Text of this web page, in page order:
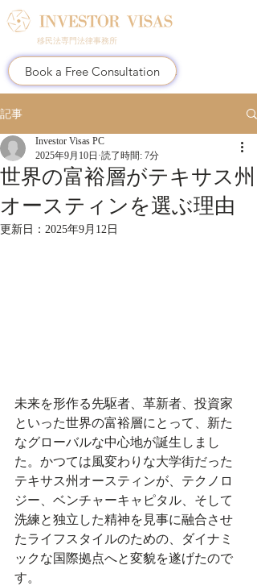
移民法専門法律事務所
Book a Free Consultation
記事
世界の富裕層がテキサス州
オースティンを選ぶ理由
Investor Visas PC
2025年9月10日 読了時間: 7分
更新日： 2025年9月12日
未来を形作る先駆者、革新者、投資家
といった世界の富裕層にとって、新た
なグローバルな中心地が誕生しまし
た。かつては風変わりな大学街だった
テキサス州オースティンが、テクノロ
ジー、ベンチャーキャピタル、そして
洗練と独立した精神を見事に融合させ
たライフスタイルのための、ダイナミ
ックな国際拠点へと変貌を遂げたので
す。